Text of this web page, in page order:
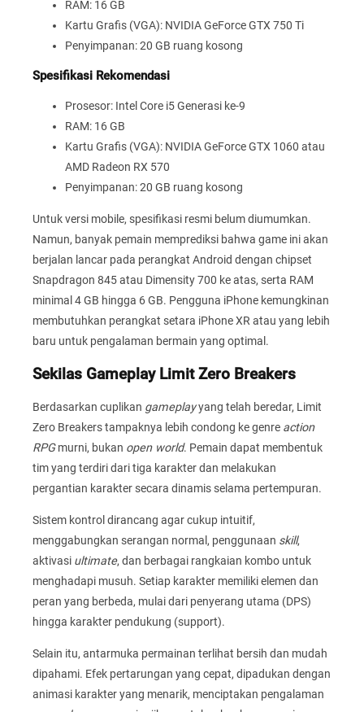
RAM: 16 GB
Kartu Grafis (VGA): NVIDIA GeForce GTX 750 Ti
Penyimpanan: 20 GB ruang kosong
Spesifikasi Rekomendasi
Prosesor: Intel Core i5 Generasi ke-9
RAM: 16 GB
Kartu Grafis (VGA): NVIDIA GeForce GTX 1060 atau
AMD Radeon RX 570
Penyimpanan: 20 GB ruang kosong
Untuk versi mobile, spesifikasi resmi belum diumumkan.
Namun, banyak pemain memprediksi bahwa game ini akan
berjalan lancar pada perangkat Android dengan chipset
Snapdragon 845 atau Dimensity 700 ke atas, serta RAM
minimal 4 GB hingga 6 GB. Pengguna iPhone kemungkinan
membutuhkan perangkat setara iPhone XR atau yang lebih
baru untuk pengalaman bermain yang optimal.
Sekilas Gameplay Limit Zero Breakers
Berdasarkan cuplikan gameplayyang telah beredar, Limit
Zero Breakers tampaknya lebih condong ke genre action
RPGmurni, bukan open world. Pemain dapat membentuk
tim yang terdiri dari tiga karakter dan melakukan
pergantian karakter secara dinamis selama pertempuran.
Sistem kontrol dirancang agar cukup intuitif,
menggabungkan serangan normal, penggunaan skill,
aktivasi ultimate, dan berbagai rangkaian kombo untuk
menghadapi musuh. Setiap karakter memiliki elemen dan
peran yang berbeda, mulai dari penyerang utama (DPS)
hingga karakter pendukung (support).
Selain itu, antarmuka permainan terlihat bersih dan mudah
dipahami. Efek pertarungan yang cepat, dipadukan dengan
animasi karakter yang menarik, menciptakan pengalaman